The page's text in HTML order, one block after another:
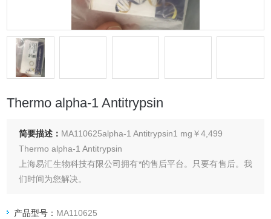
Thermo alpha-1 Antitrypsin
简要描述： MA110625alpha-1 Antitrypsin1 mg￥4,499
Thermo alpha-1 Antitrypsin
上海易汇生物科技有限公司拥有*的售后平台。只要有售后。我
们时间为您解决。
无后顾之忧。
产品型号： MA110625